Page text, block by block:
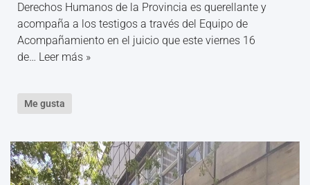
Derechos Humanos de la Provincia es querellante y
acompaña a los testigos a través del Equipo de
Acompañamiento en el juicio que este viernes 16
de… Leer más »
Me gusta